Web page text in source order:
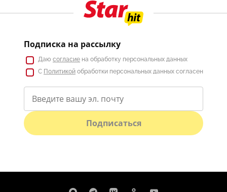
Подписка на рассылку
Даю согласие на обработку персональных данных
С Политикой обработки персональных данных согласен
Подписаться